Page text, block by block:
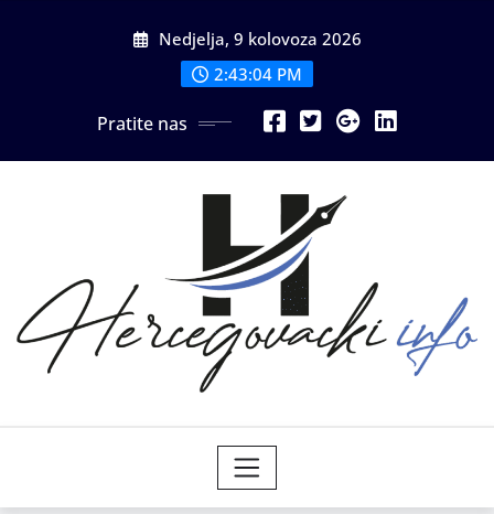
Nedjelja, 9 kolovoza 2026
2:43:05 PM
Pratite nas